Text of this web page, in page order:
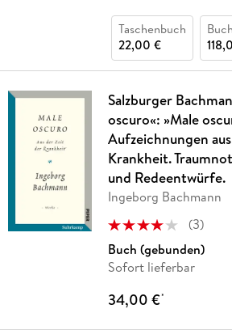
Taschenbuch
22,00 €
Salzburger
oscuro«: »Male
Aufzeichnungen
Krankheit.
und Redeentwürfe.
Ingeborg Bachmann
(3)
Buch (gebunden)
Sofort lieferbar
34,00 €*